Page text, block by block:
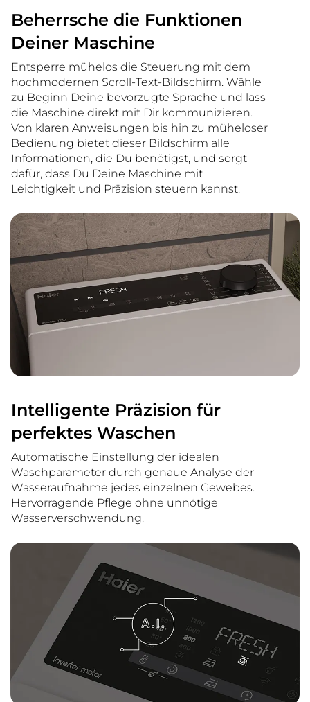
Beherrsche die Funktionen
Deiner Maschine
Entsperre mühelos die Steuerung mit dem
hochmodernen Scroll-Text-Bildschirm. Wähle
zu Beginn Deine bevorzugte Sprache und lass
die Maschine direkt mit Dir kommunizieren.
Von klaren Anweisungen bis hin zu müheloser
Bedienung bietet dieser Bildschirm alle
Informationen, die Du benötigst, und sorgt
dafür, dass Du Deine Maschine mit
Leichtigkeit und Präzision steuern kannst.
Intelligente Präzision für
perfektes Waschen
Automatische Einstellung der idealen
Waschparameter durch genaue Analyse der
Wasseraufnahme jedes einzelnen Gewebes.
Hervorragende Pflege ohne unnötige
Wasserverschwendung.